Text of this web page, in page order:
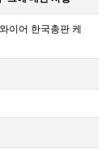
이어 한국총판 케